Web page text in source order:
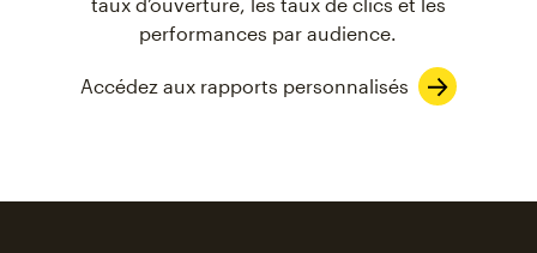
performances par audience.
Accédez aux rapports personnalisés